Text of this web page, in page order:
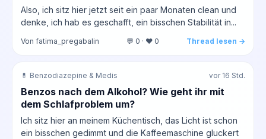
Also, ich sitz hier jetzt seit ein paar Monaten clean und
denke, ich hab es geschafft, ein bisschen Stabilität in...
Von fatima_pregabalin 💬 0 · ❤️ 0 Thread lesen →
💊 Benzodiazepine & Medis vor 16 Std.
Benzos nach dem Alkohol? Wie geht ihr mit
dem Schlafproblem um?
Ich sitz hier an meinem Küchentisch, das Licht ist schon
ein bisschen gedimmt und die Kaffeemaschine gluckert